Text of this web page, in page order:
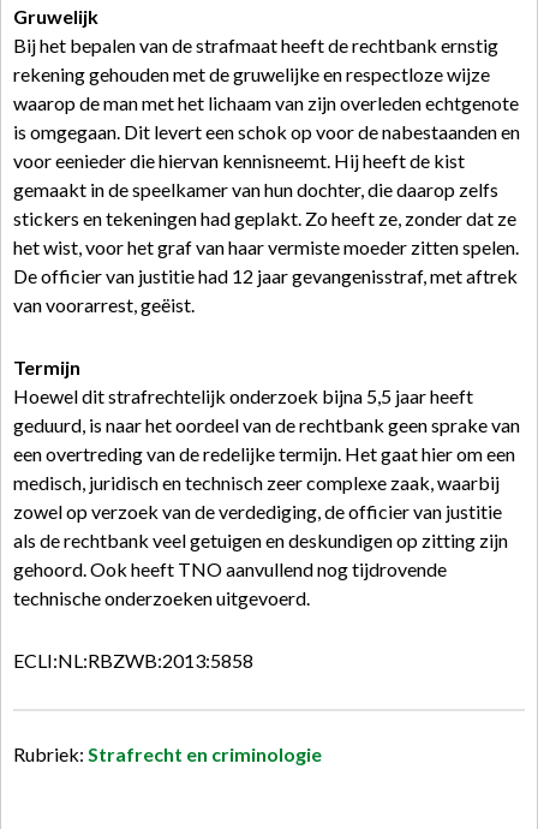
Gruwelijk
Bij het bepalen van de strafmaat heeft de rechtbank ernstig
rekening gehouden met de gruwelijke en respectloze wijze
waarop de man met het lichaam van zijn overleden echtgenote
is omgegaan. Dit levert een schok op voor de nabestaanden en
voor eenieder die hiervan kennisneemt. Hij heeft de kist
gemaakt in de speelkamer van hun dochter, die daarop zelfs
stickers en tekeningen had geplakt. Zo heeft ze, zonder dat ze
het wist, voor het graf van haar vermiste moeder zitten spelen.
De officier van justitie had 12 jaar gevangenisstraf, met aftrek
van voorarrest, geëist.
Termijn
Hoewel dit strafrechtelijk onderzoek bijna 5,5 jaar heeft
geduurd, is naar het oordeel van de rechtbank geen sprake van
een overtreding van de redelijke termijn. Het gaat hier om een
medisch, juridisch en technisch zeer complexe zaak, waarbij
zowel op verzoek van de verdediging, de officier van justitie
als de rechtbank veel getuigen en deskundigen op zitting zijn
gehoord. Ook heeft TNO aanvullend nog tijdrovende
technische onderzoeken uitgevoerd.
ECLI:NL:RBZWB:2013:5858
Rubriek: Strafrecht en criminologie